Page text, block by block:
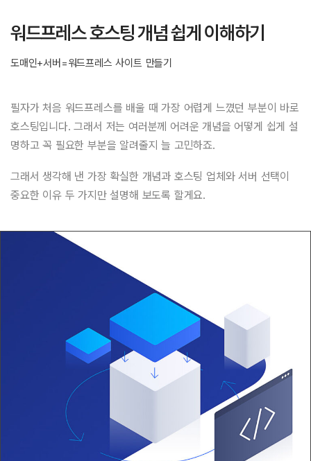
워드프레스 호스팅 개념 쉽게 이해하기
도매인+서버=워드프레스 사이트 만들기
필자가 처음 워드프레스를 배울 때 가장 어렵게 느꼈던 부분이 바로
호스팅입니다. 그래서 저는 여러분께 어려운 개념을 어떻게 쉽게 설
명하고 꼭 필요한 부분을 알려줄지 늘 고민하죠.
그래서 생각해 낸 가장 확실한 개념과 호스팅 업체와 서버 선택이
중요한 이유 두 가지만 설명해 보도록 할게요.